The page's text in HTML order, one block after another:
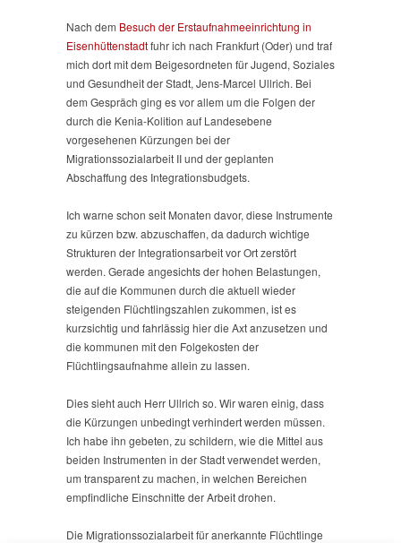
Nach dem Besuch der Erstaufnahmeeinrichtung in
Eisenhüttenstadtfuhr ich nach Frankfurt (Oder) und traf
mich dort mit dem Beigesordneten für Jugend, Soziales
und Gesundheit der Stadt, Jens-Marcel Ullrich. Bei
dem Gespräch ging es vor allem um die Folgen der
durch die Kenia-Kolition auf Landesebene
vorgesehenen Kürzungen bei der
Migrationssozialarbeit II und der geplanten
Abschaffung des Integrationsbudgets.
Ich warne schon seit Monaten davor, diese Instrumente
zu kürzen bzw. abzuschaffen, da dadurch wichtige
Strukturen der Integrationsarbeit vor Ort zerstört
werden. Gerade angesichts der hohen Belastungen,
die auf die Kommunen durch die aktuell wieder
steigenden Flüchtlingszahlen zukommen, ist es
kurzsichtig und fahrlässig hier die Axt anzusetzen und
die kommunen mit den Folgekosten der
Flüchtlingsaufnahme allein zu lassen.
Dies sieht auch Herr Ullrich so. Wir waren einig, dass
die Kürzungen unbedingt verhindert werden müssen.
Ich habe ihn gebeten, zu schildern, wie die Mittel aus
beiden Instrumenten in der Stadt verwendet werden,
um transparent zu machen, in welchen Bereichen
empfindliche Einschnitte der Arbeit drohen.
Die Migrationssozialarbeit für anerkannte Flüchtlinge